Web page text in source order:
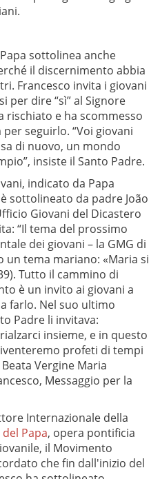
sottolinea anche
il discernimento abbia
Francesco invita i giovani
per dire “sì” al Signore
rischiato e ha scommesso
seguirlo. “Voi giovani
di nuovo, un mondo
insiste il Santo Padre.
indicato da Papa
sottolineato da padre João
Giovani del Dicastero
“Il tema del prossimo
dei giovani – la GMG di
un tema mariano: «Maria si
Tutto il cammino di
è un invito ai giovani a
farlo. Nel suo ultimo
Padre li invitava:
insieme, e in questo
profeti di tempi
Vergine Maria
Messaggio per la
Internazionale della
Papa, opera pontificia
il Movimento
che fin dall'inizio del